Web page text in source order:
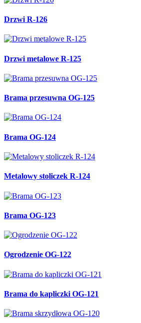
Drzwi R-126
Drzwi metalowe R-125
Brama przesuwna OG-125
Brama OG-124
Metalowy stoliczek R-124
Brama OG-123
Ogrodzenie OG-122
Brama do kapliczki OG-121